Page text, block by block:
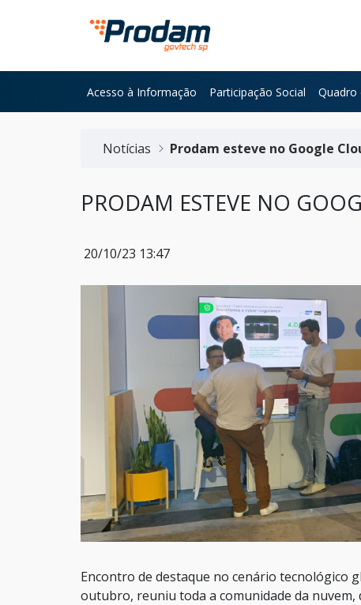
Pular para o Conteúdo principal
Acesso à Informação Participação Social Quadro
Notícias
Prodam esteve no Google
PRODAM ESTEVE NO
20/10/23 13:47
Encontro de destaque no cenário tecnológico
outubro, reuniu toda a comunidade da nuvem,